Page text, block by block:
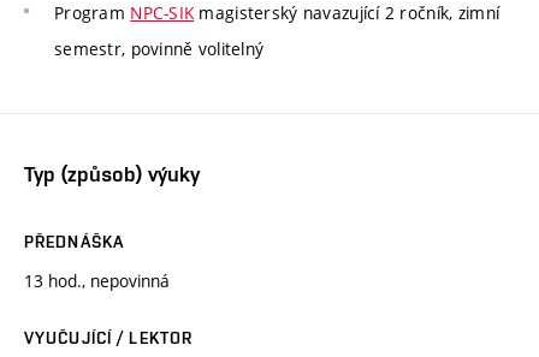
Program NPC-SIKmagisterský navazující 2 ročník, zimní
semestr, povinně volitelný
Typ (způsob) výuky
PŘEDNÁŠKA
13 hod., nepovinná
VYUČUJÍCÍ / LEKTOR